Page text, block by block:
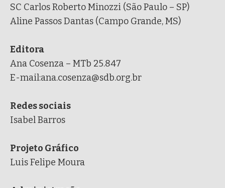
SC Carlos Roberto Minozzi (São Paulo – SP)
Aline Passos Dantas (Campo Grande, MS)
Editora
Ana Cosenza – MTb 25.847
E-mail:ana.cosenza@sdb.org.br
Redes sociais
Isabel Barros
Projeto Gráfico
Luis Felipe Moura